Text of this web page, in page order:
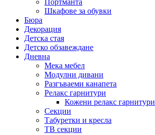
Портманта
Шкафове за обувки
Бюра
Декорация
Детска стая
Детско обзавеждане
Дневна
Мека мебел
Модулни дивани
Разгъваеми канапета
Релакс гарнитури
Кожени релакс гарнитури
Секции
Табуретки и кресла
ТВ секции